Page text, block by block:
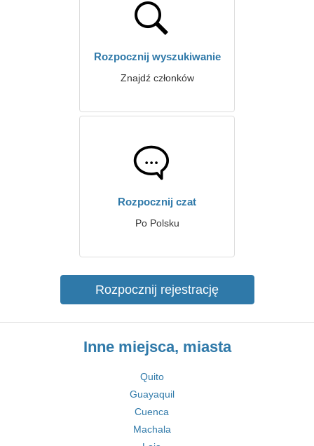
Rozpocznij wyszukiwanie
Znajdź członków
Rozpocznij czat
Po Polsku
Rozpocznij rejestrację
Inne miejsca, miasta
Quito
Guayaquil
Cuenca
Machala